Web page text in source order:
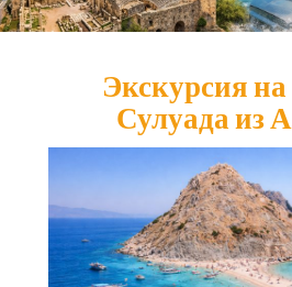
Экскурсия
Сулуада из